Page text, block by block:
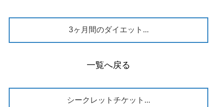
3ヶ月間のダイエット...
一覧へ戻る
シークレットチケット...